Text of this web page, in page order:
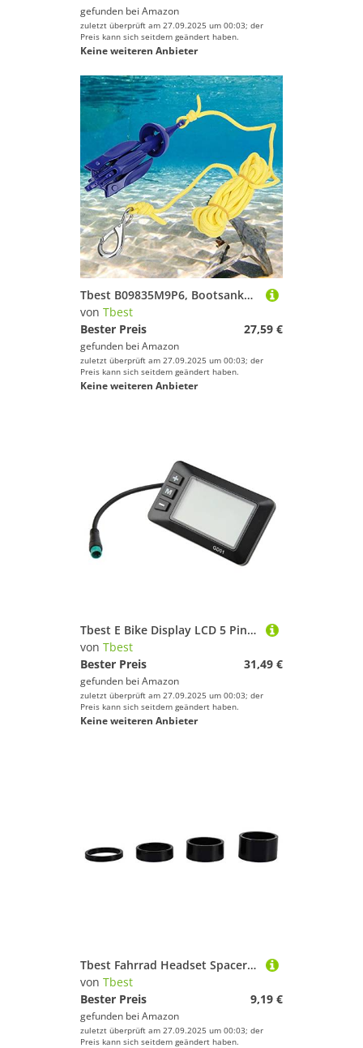
gefunden bei Amazon
zuletzt überprüft am 27.09.2025 um 00:03; der
Preis kann sich seitdem geändert haben.
Keine weiteren Anbieter
Tbest B09835M9P6, Bootsanker Faltbar,Bootsanker Faltbar,Marine-Anker,Langlebiges Aluminium,Faltbar,Aufblasbares Boot,Kanu,Kajak,Anker,Seilschnalle,Zubehör
von Tbest
Bester Preis
27,59 €
gefunden bei Amazon
zuletzt überprüft am 27.09.2025 um 00:03; der
Preis kann sich seitdem geändert haben.
Keine weiteren Anbieter
Tbest E Bike Display LCD 5 Pin, E Bike Display LCD 5 Pin,Elektrofahrrad-LCD-Display,Elektrofahrrad-Display 36 V 48 V LCD Gd01 Display 5-Poliger Wasserdichter Stecker Für 22,2 Mm Lenker
von Tbest
Bester Preis
31,49 €
gefunden bei Amazon
zuletzt überprüft am 27.09.2025 um 00:03; der
Preis kann sich seitdem geändert haben.
Keine weiteren Anbieter
Tbest Fahrrad Headset Spacer 4pcs Fahrrad Dnzring Dnzscheiben Rennrad Vorbau Spacer Aluminiumlegierung Fahrrad Lenkervorderteile Vorderschaft Gabelunterlegscheibe
von Tbest
Bester Preis
9,19 €
gefunden bei Amazon
zuletzt überprüft am 27.09.2025 um 00:03; der
Preis kann sich seitdem geändert haben.